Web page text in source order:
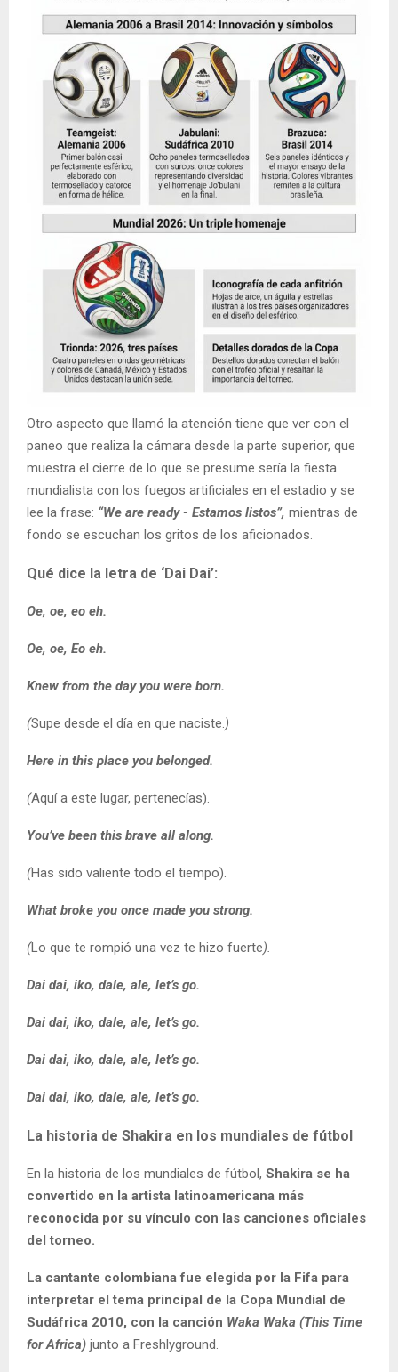
Otro aspecto que llamó la atención tiene que ver con el
paneo que realiza la cámara desde la parte superior, que
muestra el cierre de lo que se presume sería la fiesta
mundialista con los fuegos artificiales en el estadio y se
lee la frase: “We are ready - Estamos listos”, mientras de
fondo se escuchan los gritos de los aficionados.
Qué dice la letra de ‘Dai Dai’:
Oe, oe, eo eh.
Oe, oe, Eo eh.
Knew from the day you were born.
(Supe desde el día en que naciste. )
Here in this place you belonged.
(Aquí a este lugar, pertenecías).
You’ve been this brave all along.
(Has sido valiente todo el tiempo).
What broke you once made you strong.
(Lo que te rompió una vez te hizo fuerte).
Dai dai, iko, dale, ale, let’s go.
Dai dai, iko, dale, ale, let’s go.
Dai dai, iko, dale, ale, let’s go.
Dai dai, iko, dale, ale, let’s go.
La historia de Shakira en los mundiales de fútbol
En la historia de los mundiales de fútbol, Shakira se ha
convertido en la artista latinoamericana más
reconocida por su vínculo con las canciones oficiales
del torneo.
La cantante colombiana fue elegida por la Fifa para
interpretar el tema principal de la Copa Mundial de
Sudáfrica 2010, con la canción Waka Waka (This Time
for Africa) junto a Freshlyground.